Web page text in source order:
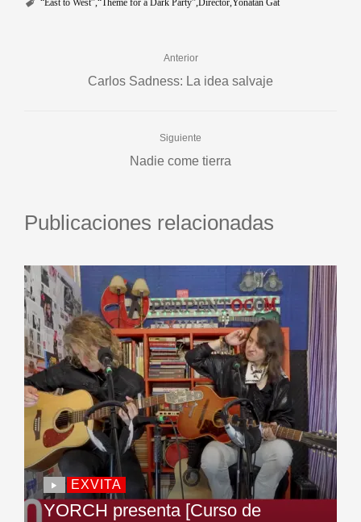
“East to West” “Theme for a Dark Party” Director Yonatan Gat
Anterior
Carlos Sadness: La idea salvaje
Siguiente
Nadie come tierra
Publicaciones relacionadas
EXVITA
YORCH presenta [Curso de